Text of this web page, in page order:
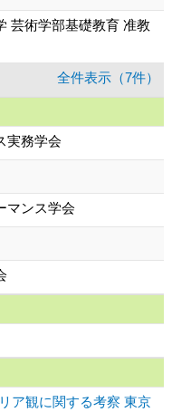
芸術学部基礎教育 准教
全件表示（7件）
実務学会
マンス学会
ア観に関する考察 東京